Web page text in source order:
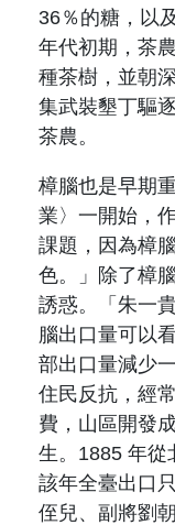
36％的糖，以
年代初期，茶
種茶樹，並朝
集武裝墾丁驅
茶農。
樟腦也是早期
業〉一開始，
課題，因為樟
色。
」除了樟
誘惑。「朱一
腦出口量可以
部出口量減少
住民反抗，經
費，山區開發
生。 1885 年從
該年全臺出口
侄兒、副將劉